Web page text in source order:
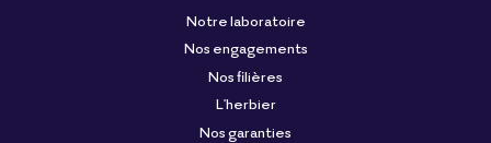
Notre laboratoire
Nos engagements
Nos filières
L'herbier
Nos garanties